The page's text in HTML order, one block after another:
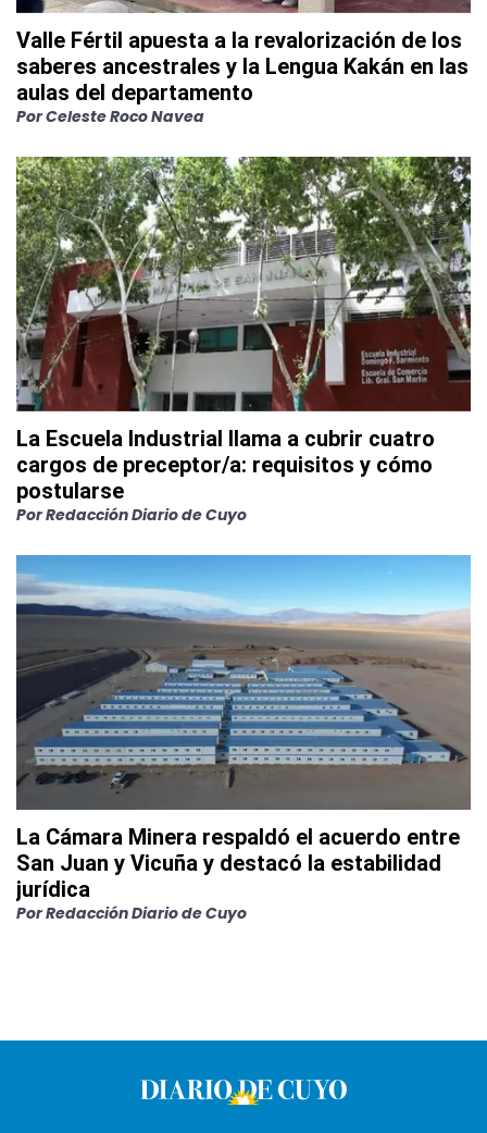
Valle Fértil apuesta a la revalorización de los
saberes ancestrales y la Lengua Kakán en las
aulas del departamento
PorCeleste Roco Navea
La Escuela Industrial llama a cubrir cuatro
cargos de preceptor/a: requisitos y cómo
postularse
PorRedacción Diario de Cuyo
La Cámara Minera respaldó el acuerdo entre
San Juan y Vicuña y destacó la estabilidad
jurídica
PorRedacción Diario de Cuyo